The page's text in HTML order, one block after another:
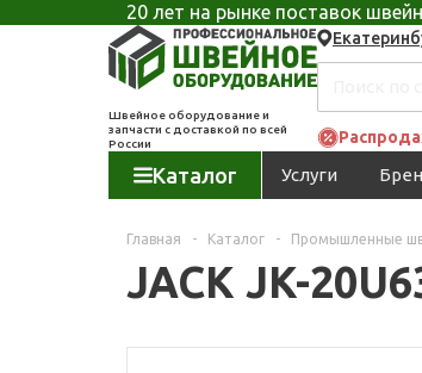
20 лет на рынке поставок
Швейное оборудование и
запчасти с доставкой по всей
России
Каталог Услуги
Главная - Каталог - Промышленные
JACK JK-